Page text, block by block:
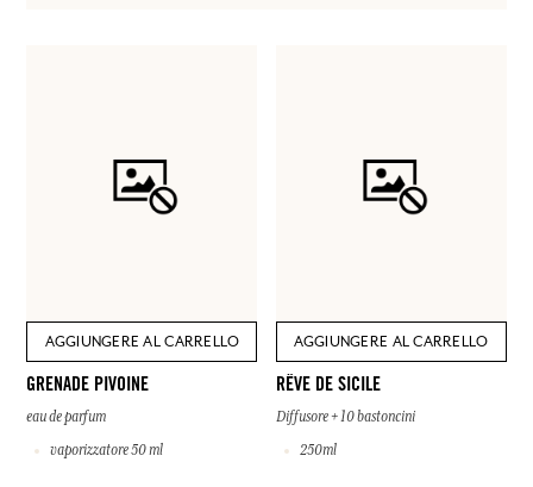
AGGIUNGERE AL CARRELLO
GRENADE PIVOINE
eau de parfum
vaporizzatore 50 ml
AGGIUNGERE AL CARRELLO
RÊVE DE SICILE
Diffusore + 10 bastoncini
250ml